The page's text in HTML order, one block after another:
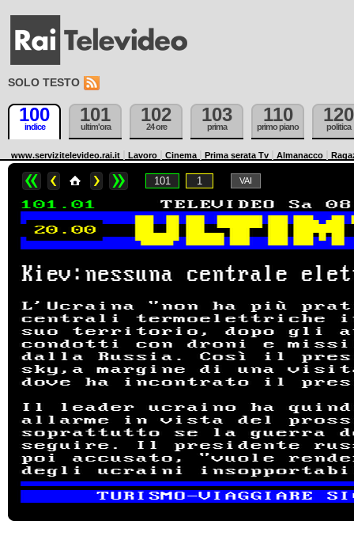
SOLO TESTO
100
indice
101
ultim'ora
102
24 ore
103
prima
110
primo piano
120
politica
www.servizitelevideo.rai.it Lavoro Cinema Prima serata Tv Almanacco